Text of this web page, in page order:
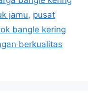
jamu, pusat
bangle kering
berkualitas